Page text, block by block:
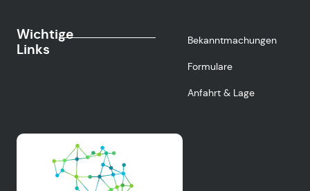
Wichtige
Links
Bekanntmachungen
Formulare
Anfahrt & Lage